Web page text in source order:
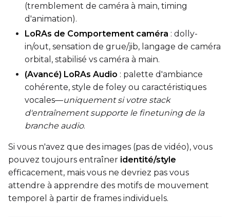
Num Frames
Settings
Toggle
Toggle Is
Is Regularization
ToggleAuto Frame
Auto Frame Count
ToggleDo I2V
Do I2V
ToggleAudio
Audio Normalize
ToggleAudio
Audio Preserve
Flipping
ToggleFlip X
(tremblement de caméra à main, timing
d'animation).
LoRAs de Comportement caméra : dolly-
in/out, sensation de grue/jib, langage de caméra
orbital, stabilisé vs caméra à main.
(Avancé) LoRAs Audio : palette d'ambiance
cohérente, style de foley ou caractéristiques
vocales—uniquement si votre stack
d'entraînement supporte le finetuning de la
branche audio.
Si vous n'avez que des images (pas de vidéo), vous
pouvez toujours entraîner identité/style
efficacement, mais vous ne devriez pas vous
attendre à apprendre des motifs de mouvement
temporel à partir de frames individuels.